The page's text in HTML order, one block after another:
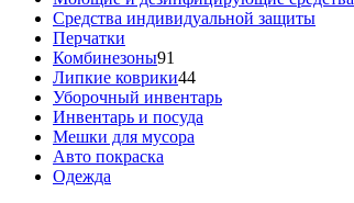
Средства индивидуальной защиты
Перчатки
Комбинезоны91
Липкие коврики44
Уборочный инвентарь
Инвентарь и посуда
Мешки для мусора
Авто покраска
Одежда